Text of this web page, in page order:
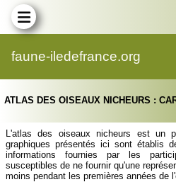
faune-iledefrance.org
ATLAS DES OISEAUX NICHEURS :
L'atlas des oiseaux nicheurs est un
graphiques présentés ici sont établis
informations fournies par les
susceptibles de ne fournir qu'une
moins pendant les premières années de